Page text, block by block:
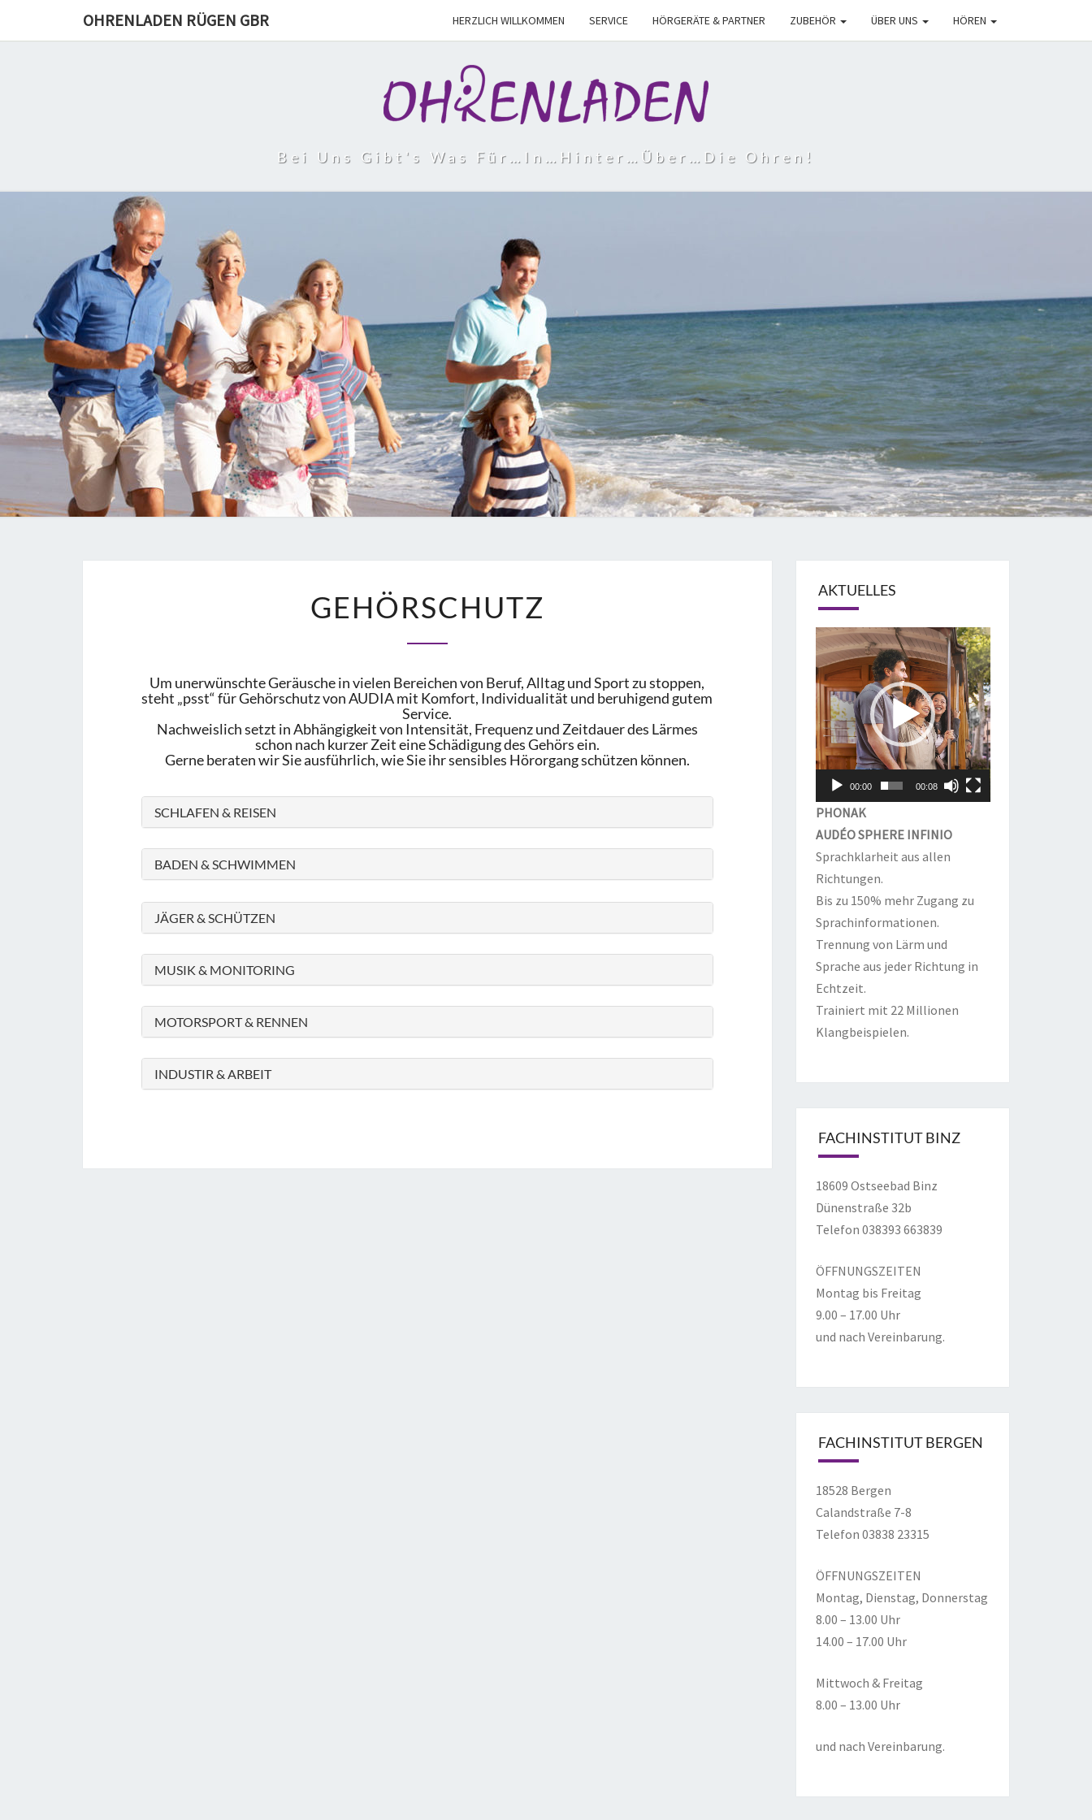
OHRENLADEN RÜGEN GBR HERZLICH WILLKOMMEN SERVICE HÖRGERÄTE & PARTNER ZUBEHÖR ÜBER UNS HÖREN
Bei Uns Gibt's Was Für…in…hinter…über…die Ohren!
GEHÖRSCHUTZ
Um unerwünschte Geräusche in vielen Bereichen von Beruf, Alltag und Sport zu stoppen,
steht „psst“ für Gehör­schutz von AUDIA mit Komfort, Indi­vidual­ität und beruh­igend gutem
Service.
Nachweislich setzt in Abhängigkeit von Intensität, Frequenz und Zeitdauer des Lärmes
schon nach kurzer Zeit eine Schädigung des Gehörs ein.
Gerne beraten wir Sie ausführlich, wie Sie ihr sensibles Hörorgang schützen können.
SCHLAFEN & REISEN
BADEN & SCHWIMMEN
JÄGER & SCHÜTZEN
MUSIK & MONITORING
MOTORSPORT & RENNEN
INDUSTIR & ARBEIT
AKTUELLES
Video-
Player
00:00 00:08
PHONAK
AUDÉO SPHERE INFINIO
Sprachklarheit aus allen
Richtungen.
Bis zu 150% mehr Zugang zu
Sprachinformationen.
Trennung von Lärm und
Sprache aus jeder Richtung in
Echtzeit.
Trainiert mit 22 Millionen
Klangbeispielen.
FACHINSTITUT BINZ
18609 Ostseebad Binz
Dünenstraße 32b
Telefon 038393 663839
ÖFFNUNGSZEITEN
Montag bis Freitag
9.00 – 17.00 Uhr
und nach Vereinbarung.
FACHINSTITUT BERGEN
18528 Bergen
Calandstraße 7-8
Telefon 03838 23315
ÖFFNUNGSZEITEN
Montag, Dienstag, Donnerstag
8.00 – 13.00 Uhr
14.00 – 17.00 Uhr
Mittwoch & Freitag
8.00 – 13.00 Uhr
und nach Vereinbarung.